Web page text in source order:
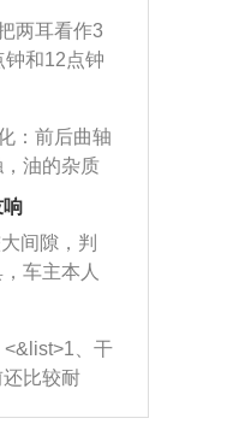
取应急措
将所有的
，然后将
堵塞的东
碳过多引起
泡在草酸
将清洗剂
，车辆启
到燃烧
以让三元
的情况就
两耳看作3
钟和12点钟
双手握住
打相同的
反复练
，在真实
能打好方
：前后曲轴
油的杂质
密封效果
<&list>2、
环与缸体
烧室中，
粘度。使用
有烧机油现
流动性，
响
间隙，判
车主本人
理厂或4s
尘罩破
使半轴磨
，产生异
套和球头
、干
比较耐